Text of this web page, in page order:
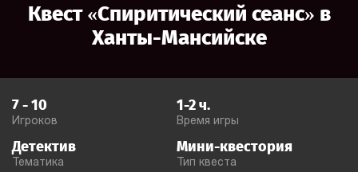
Квест «Спиритический сеанс» в
Ханты-Мансийске
7-10
Игроков
1-2ч.
Время игры
Детектив
Тематика
Мини-квестория
Тип квеста